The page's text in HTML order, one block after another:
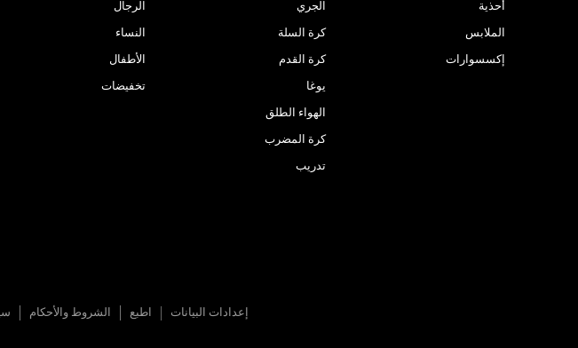
أحذية
الملابس
إكسسوارات
الجري
كرة السلة
كرة القدم
يوغا
الهواء الطلق
كرة المضرب
تدريب
الرجال
النساء
الأطفال
تخفيضات
إعدادات البيانات الشروط والأحكام اطبع